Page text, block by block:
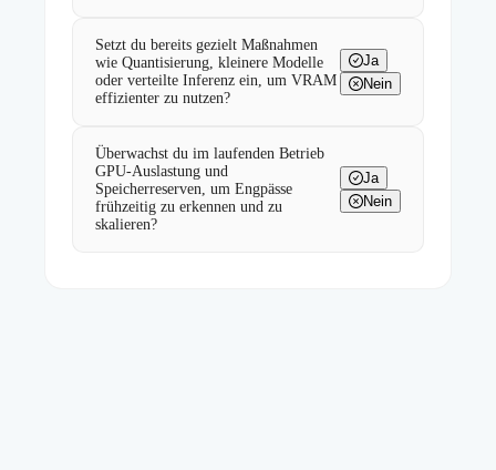
Setzt du bereits gezielt Maßnahmen
wie Quantisierung, kleinere Modelle
oder verteilte Inferenz ein, um VRAM
effizienter zu nutzen?
Ja
Nein
Überwachst du im laufenden Betrieb
GPU-Auslastung und
Speicherreserven, um Engpässe
frühzeitig zu erkennen und zu
skalieren?
Ja
Nein